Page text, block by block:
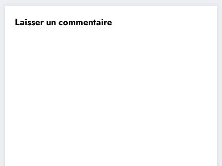
Laisser un commentaire